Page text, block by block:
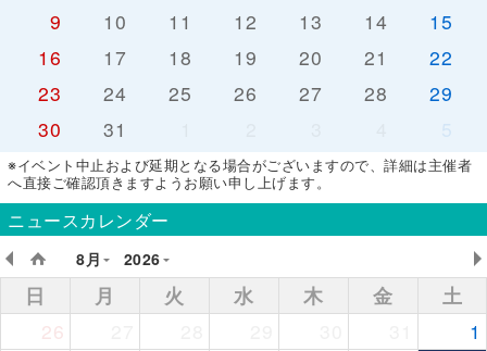
9
10 11 12 13 14
15
16
17 18 19 20 21
22
23
24 25 26 27 28
29
30
31 5
※イベント中止および延期となる場合がございますので、詳細は主催者
へ直接ご確認頂きますようお願い申し上げます。
ニュースカレンダー
8月
2026
日 月 火 水 木 金
土
26
1